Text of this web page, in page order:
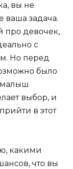
вы не
ваша задача.
про девочек,
с
Но перед
было
малыш
выбор, и
в этот
какими
что вы